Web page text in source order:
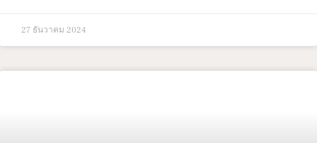
27 ธันวาคม 2024